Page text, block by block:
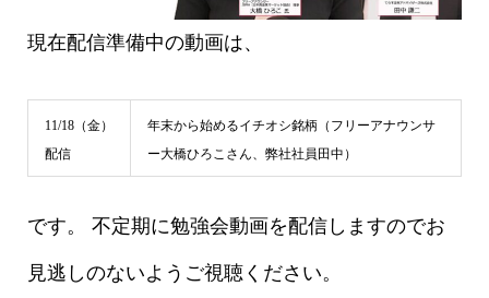
現在配信準備中の動画は、
11/18（金）
配信
年末から始めるイチオシ銘柄（フリーアナウンサ
ー大橋ひろこさん、弊社社員田中）
です。 不定期に勉強会動画を配信しますのでお
見逃しのないようご視聴ください。